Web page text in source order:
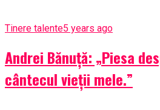
Tinere talente5 years ago
Andrei Bănuță: „Piesa
cântecul vieții mele.”